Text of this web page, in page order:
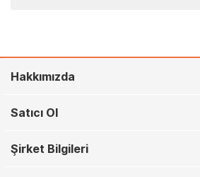
Hakkımızda
Satıcı Ol
Şirket Bilgileri